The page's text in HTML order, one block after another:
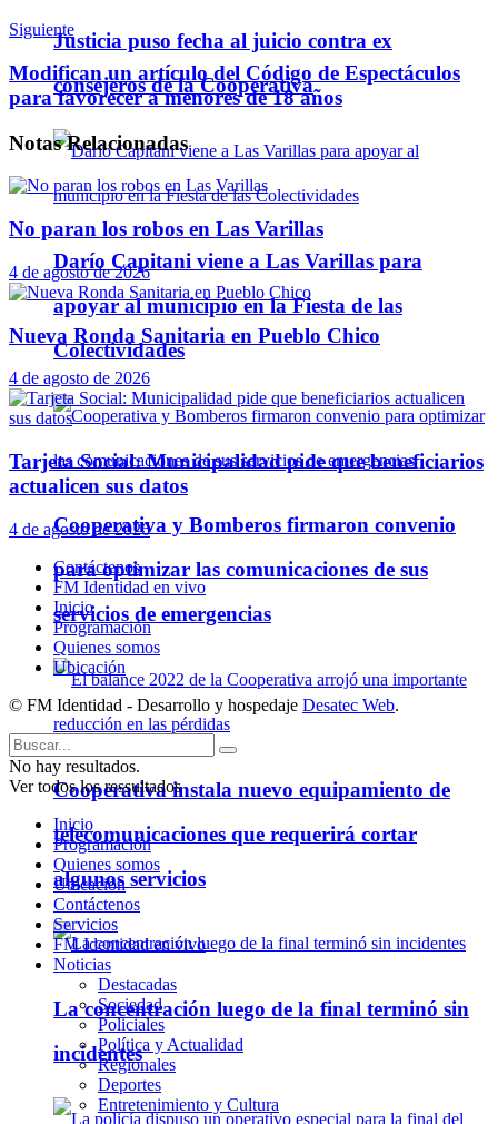
Justicia puso fecha al juicio contra ex
consejeros de la Cooperativa
Darío Capitani viene a Las Varillas para
apoyar al municipio en la Fiesta de las
Colectividades
Cooperativa y Bomberos firmaron convenio
para optimizar las comunicaciones de sus
servicios de emergencias
Cooperativa instala nuevo equipamiento de
telecomunicaciones que requerirá cortar
algunos servicios
La concentración luego de la final terminó sin
incidentes
Siguiente
Modifican un artículo del Código de Espectáculos
para favorecer a menores de 18 años
NotasRelacionadas
No paran los robos en Las Varillas
4 de agosto de 2026
Nueva Ronda Sanitaria en Pueblo Chico
4 de agosto de 2026
Tarjeta Social: Municipalidad pide que beneficiarios
actualicen sus datos
4 de agosto de 2026
Contáctenos
FM Identidad en vivo
Inicio
Programación
Quienes somos
Ubicación
© FM Identidad - Desarrollo y hospedaje Desatec Web.
No hay resultados.
Ver todos los ressultados
Inicio
Programación
Quienes somos
Ubicación
Contáctenos
Servicios
FM Identidad en vivo
Noticias
Destacadas
Sociedad
Policiales
Política y Actualidad
Regionales
Deportes
Entretenimiento y Cultura